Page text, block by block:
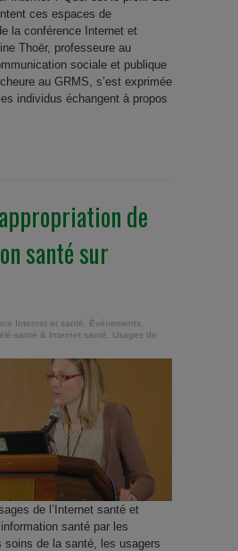
ces espaces de
la conférence Internet et
Thoër, professeure au
sociale et publique
au GRMS, s’est exprimée
individus échangent à propos
de
santé sur
Internet et santé Événements
santé & Internet santé
Usages de
de l’Internet santé et
santé par les
soins de la santé, les usagers